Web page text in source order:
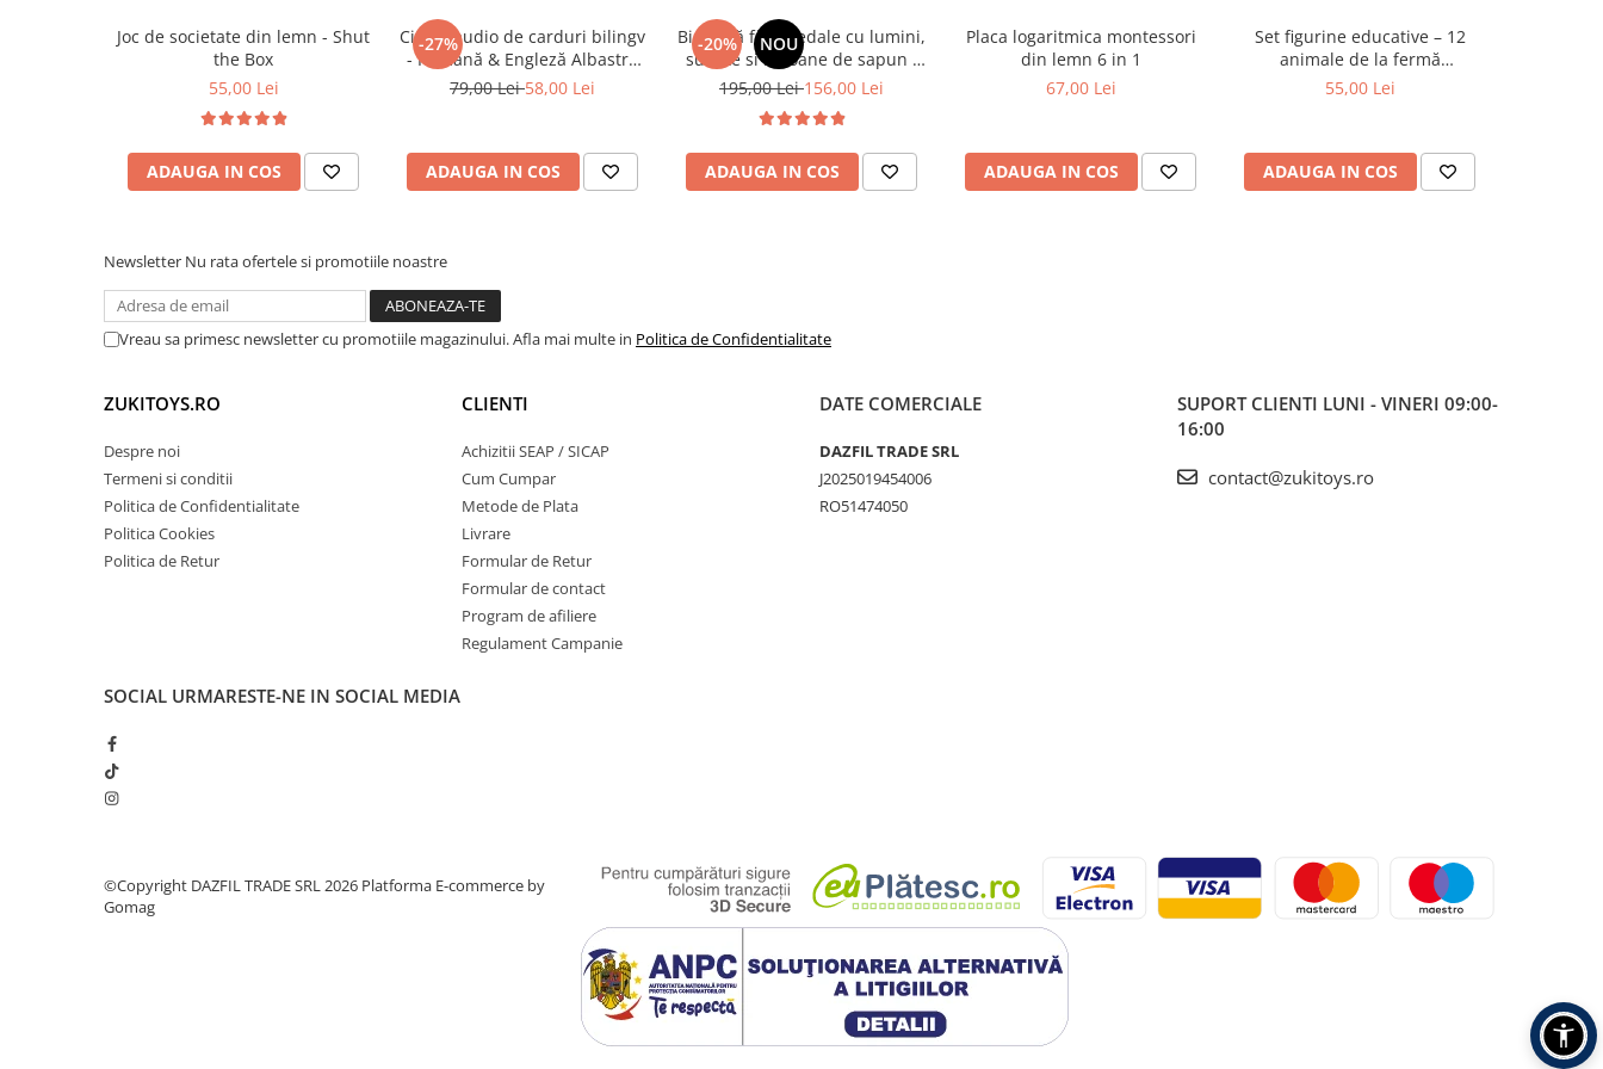
Invatare prin Joaca
Jucarii pentru Dezvoltare
• Îmbunătățește coordonarea mână-ochi și motricitatea fină
• Încurajează concentrarea și răbdarea în timpul activităților
• Susține învățarea numerelor și a operațiilor matematice
• Ajută copiii să învețe prin metode vizuale și interactive
• Stimulează rezolvarea problemelor și gândirea analitică
• Încurajează învățarea independentă și explorarea
🎯 Ideal pentru:
• Dezvoltarea logicii, coordonării și motricității fine
• Activități educative acasă, la grădiniță sau la școală
Joc de societate din lemn - Shut
the Box
55,00 Lei
ADAUGA IN COS
-27%
Cititor audio de carduri bilingv
- Română & Engleză Albastru
(224 carduri / 448 cuvinte)
79,00 Lei58,00 Lei
ADAUGA IN COS
-20% NOU
Bicicletă fără pedale cu lumini,
sunete si baloane de sapun -
roz
195,00 Lei156,00 Lei
ADAUGA IN COS
Placa logaritmica montessori
din lemn 6 in 1
67,00 Lei
ADAUGA IN COS
Set figurine educative – 12
animale de la fermă
multicolore
55,00 Lei
ADAUGA IN COS
Newsletter Nu rata ofertele si promotiile noastre
Vreau sa primesc newsletter cu promotiile magazinului. Afla mai multe in Politica de Confidentialitate
ZUKITOYS.RO
Despre noi
Termeni si conditii
Politica de Confidentialitate
Politica Cookies
Politica de Retur
CLIENTI
Achizitii SEAP / SICAP
Cum Cumpar
Metode de Plata
Livrare
Formular de Retur
Formular de contact
Program de afiliere
Regulament Campanie
DATE COMERCIALE
DAZFIL TRADE SRL
J2025019454006
RO51474050
SUPORT CLIENTI LUNI - VINERI 09:00-
16:00
contact@zukitoys.ro
SOCIAL URMARESTE-NE IN SOCIAL MEDIA
©Copyright DAZFIL TRADE SRL 2026 Platforma E-commerce by
Gomag